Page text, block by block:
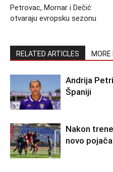
Petrovac, Mornar i Dečić
otvaraju evropsku sezonu
RELATED ARTICLES
Andrija
Španiji
Nakon
novo